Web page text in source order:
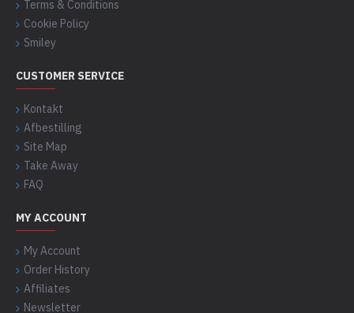
Terms & Conditions
Cookie Policy
Smiley
CUSTOMER SERVICE
Kontakt
Afbestilling
Site Map
Take Away
FAQ
MY ACCOUNT
My Account
Order History
Affiliates
Newsletter